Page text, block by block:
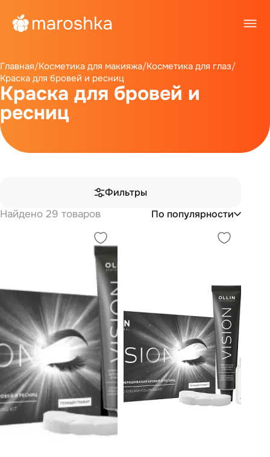
Главная/Косметика для макияжа/Косметика для глаз/
Краска для бровей и ресниц
Краска для бровей и
ресниц
Фильтры
Найдено 29 товаров
По популярности